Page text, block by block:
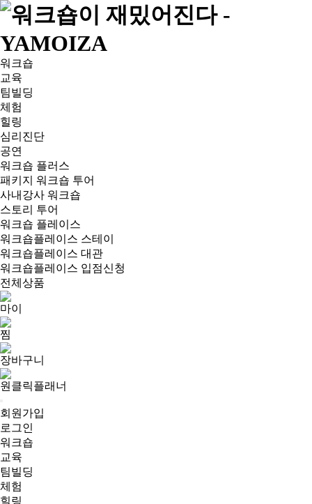
워크숍
교육
팀빌딩
체험
힐링
심리진단
공연
워크숍 플러스
패키지 워크숍 투어
사내강사 워크숍
스토리 투어
워크숍 플레이스
워크숍플레이스 스테이
워크숍플레이스 대관
워크숍플레이스 입점신청
전체상품
마이
찜
장바구니
원클릭플래너
회원가입
로그인
워크숍
교육
팀빌딩
체험
힐링